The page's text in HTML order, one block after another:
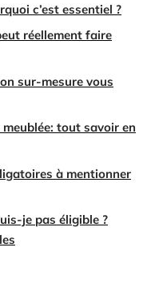
c’est essentiel ?
réellement faire
sur-mesure vous
tout savoir en
à mentionner
je pas éligible ?